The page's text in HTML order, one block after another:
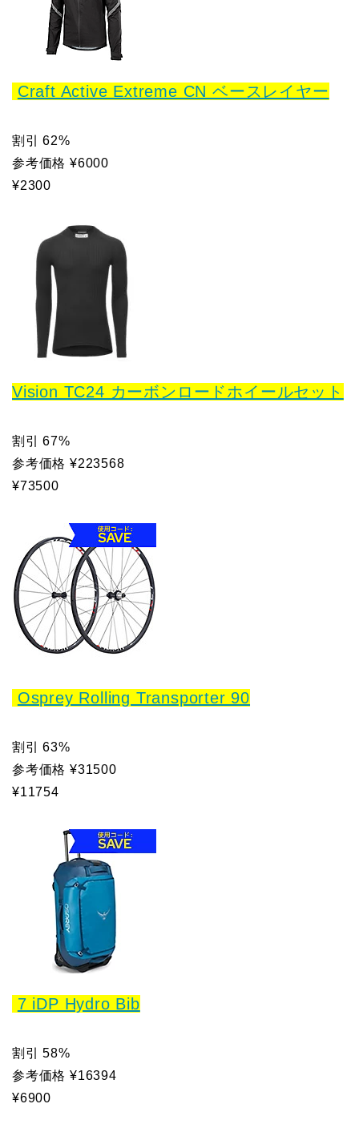
Craft Active Extreme CN ベースレイヤー
割引 62%
参考価格 ¥6000
¥2300
Vision TC24 カーボンロードホイールセット
割引 67%
参考価格 ¥223568
¥73500
Osprey Rolling Transporter 90
割引 63%
参考価格 ¥31500
¥11754
7 iDP Hydro Bib
割引 58%
参考価格 ¥16394
¥6900